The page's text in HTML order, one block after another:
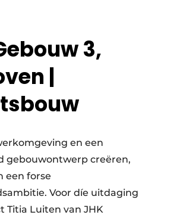
3,
|
en een
gebouwontwerp creëren,
een forse
Voor díe uitdaging
Titia Luiten van JHK